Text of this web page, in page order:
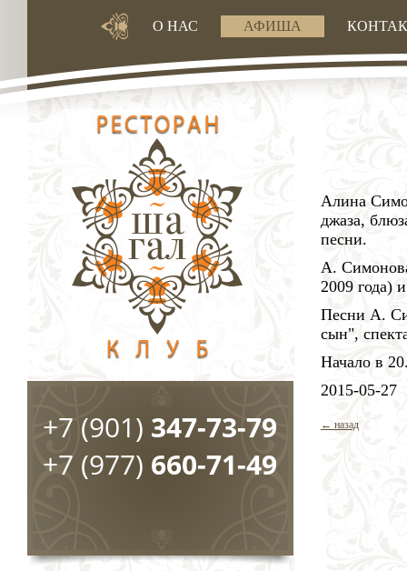
О НАС АФИША
Алина
джаза,
песни.
А.
2009 года)
Песни А.
сын",
Начало в
2015-05-27
← назад
+7 (901) 347-73-79
+7 (977) 660-71-49